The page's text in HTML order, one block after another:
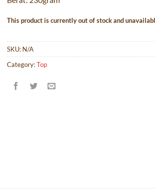
This product is currently out of stock and
SKU: N/A
Category:Top